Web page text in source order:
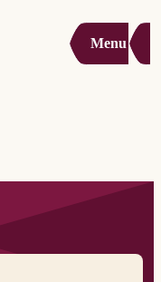
Menu